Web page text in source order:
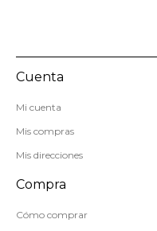
Cuenta
Mi cuenta
Mis compras
Mis direcciones
Compra
Cómo comprar